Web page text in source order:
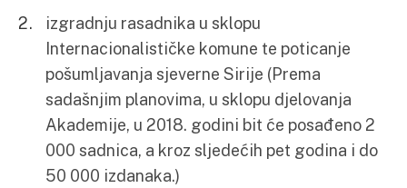
izgradnju rasadnika u sklopu
Internacionalističke komune te poticanje
pošumljavanja sjeverne Sirije (Prema
sadašnjim planovima, u sklopu djelovanja
Akademije, u 2018. godini bit će posađeno 2
000 sadnica, a kroz sljedećih pet godina i do
50 000 izdanaka.)